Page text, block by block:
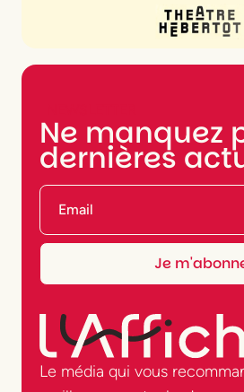
Ne manquez
dernières
Le média qui vous